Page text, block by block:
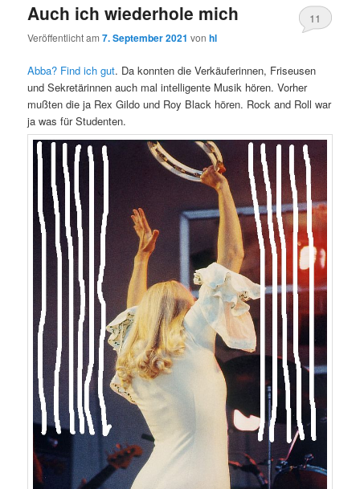
Auch ich wiederhole mich
Veröffentlicht am7. September 2021 vonhl
11
Abba? Find ich gut. Da konnten die Verkäuferinnen, Friseusen
und Sekretärinnen auch mal intelligente Musik hören. Vorher
mußten die ja Rex Gildo und Roy Black hören. Rock and Roll war
ja was für Studenten.